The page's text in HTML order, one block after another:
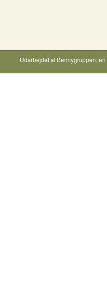
Udarbejdet af Bennygruppen,